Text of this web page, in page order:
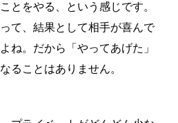
とをやる、という感じです。
て、結果として相手が喜んで
ね。だから「やってあげた」
ることはありません。